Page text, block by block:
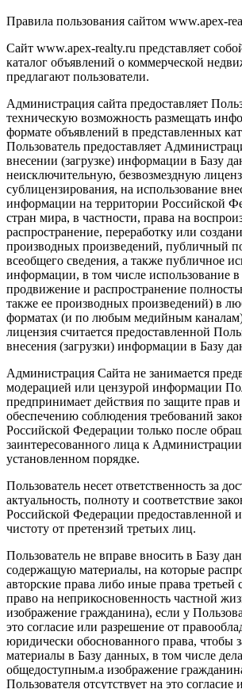
Правила пользования сайтом www.apex-
Сайт www.apex-realty.ru представляет
каталог объявлений о коммерческой
предлагают пользователи.
Администрация сайта предоставляет
техническую возможность размещать
формате объявлений в представленных
Пользователь предоставляет
внесении (загрузке) информации в Базу
неисключительную, безвозмездную
сублицензирования, на использование
информации на территории Российской
стран мира, в частности, права на
распространение, переработку или
производных произведений, публичный
всеобщего сведения, а также публичное
информации, в том числе использование в
продвижение и распространение
также ее производных произведений) в
форматах (и по любым медийным
лицензия считается предоставленной
внесения (загрузки) информации в Базу
Администрация Сайта не занимается
модерацией или цензурой информации
предпринимает действия по защите прав
обеспечению соблюдения требований
Российской Федерации только после
заинтересованного лица к
установленном порядке.
Пользователь несет ответственность за
актуальность, полноту и соответствие
Российской Федерации предоставленной
чистоту от претензий третьих лиц.
Пользователь не вправе вносить в Базу
содержащую материалы, на которые
авторские права либо иные права
право на неприкосновенность частной
изображение гражданина), если у
это согласие или разрешение от
юридически обоснованного права, чтобы
материалы в Базу данных, в том числе
общедоступным.а изображение
Пользователя отсутствует на это